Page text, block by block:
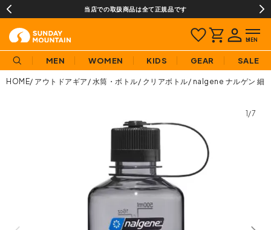
当店での取扱商品は全て正規品です
MEN WOMEN KIDS GEAR SALE
HOME アウトドアギア 水筒・ボトル クリアボトル nalgene ナルゲン 細
1/7